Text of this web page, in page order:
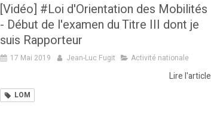
[Vidéo] #Loi d'Orientation des Mobilités
- Début de l'examen du Titre III dont je
suis Rapporteur
17 Mai 2019 Jean-Luc Fugit Activité nationale
Lire l'article
LOM